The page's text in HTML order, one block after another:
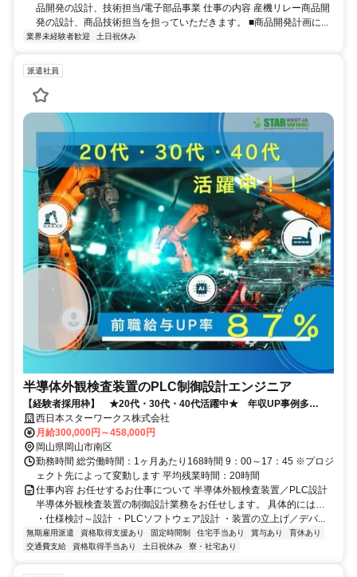
品開発の設計、技術担当/電子部品事業 仕事の内容 産機リレー商品開
発の設計、商品技術担当を担っていただきます。 ■商品開発計画に...
業界未経験者歓迎 土日祝休み
派遣社員
半導体外観検査装置のPLC制御設計エンジニア
【経験者採用枠】 ★20代・30代・40代活躍中★ 年収UP事例多
数！！
西日本スターワークス株式会社
月給300,000円～458,000円
岡山県岡山市南区
勤務時間 総労働時間：1ヶ月あたり168時間 9：00～17：45 ※プロジ
ェクト先によって変動します 平均残業時間：20時間
仕事内容 お任せするお仕事について 半導体外観検査装置／PLC設計
半導体外観検査装置の制御設計業務をお任せします。 具体的には…
・仕様検討～設計 ・PLCソフトウェア設計 ・装置の立上げ／デバ...
無期雇用派遣 資格取得支援あり 固定時間制 住宅手当あり 賞与あり
育休あり
交通費支給
資格取得手当あり 土日祝休み 寮・社宅あり